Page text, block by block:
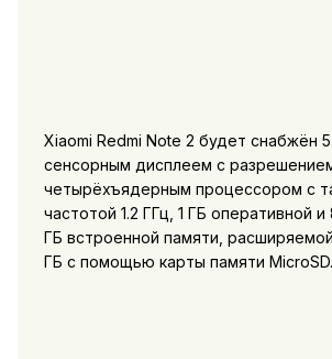
Xiaomi Redmi Note 2 будет снабжён
сенсорным дисплеем с
четырёхъядерным процессором с
частотой 1.2 ГГц, 1 ГБ оперативной и
ГБ встроенной памяти,
ГБ с помощью карты памяти MicroSD.